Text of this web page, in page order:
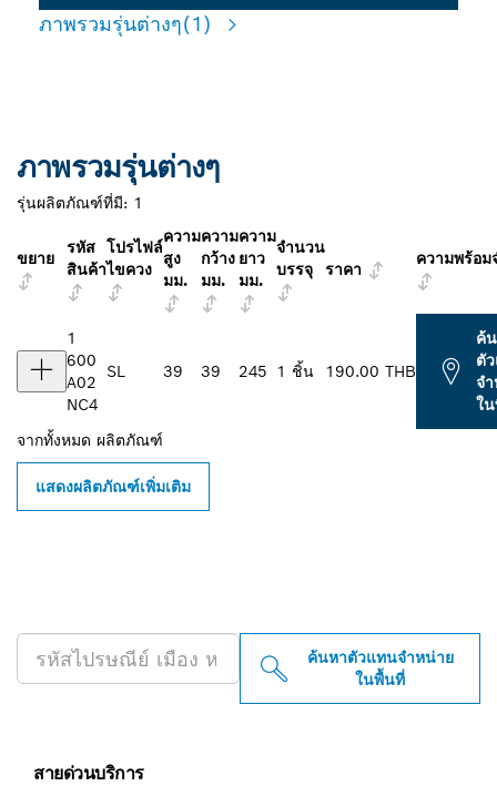
ภาพรวมรุ่นต่างๆ(1)
ภาพรวมรุ่นต่างๆ
รุ่นผลิตภัณฑ์ที่มี: 1
ขยาย
รหัส
สินค้า
โปรไฟล์
ไขควง
ความ
สูง
มม.
ความ
กว้าง
มม.
ความ
ยาว
มม.
จำนวน
บรรจุ
ราคา
ความพร้อม
1
600
A02
NC4
SL 39 39 245 1 ชิ้น 190.00 THB
ค้
ตั
จ
ใ
จากทั้งหมด ผลิตภัณฑ์
แสดงผลิตภัณฑ์เพิ่มเติม
ค้นหาตัวแทนจำหน่าย
ในพื้นที่
สายด่วนบริการ